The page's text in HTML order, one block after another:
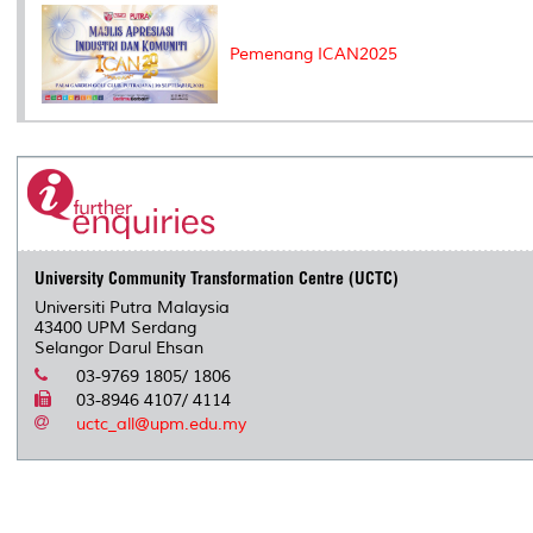
Pemenang ICAN2025
University Community Transformation Centre (UCTC)
Universiti Putra Malaysia
43400 UPM Serdang
Selangor Darul Ehsan
03-9769 1805/ 1806
03-8946 4107/ 4114
uctc_all@upm.edu.my